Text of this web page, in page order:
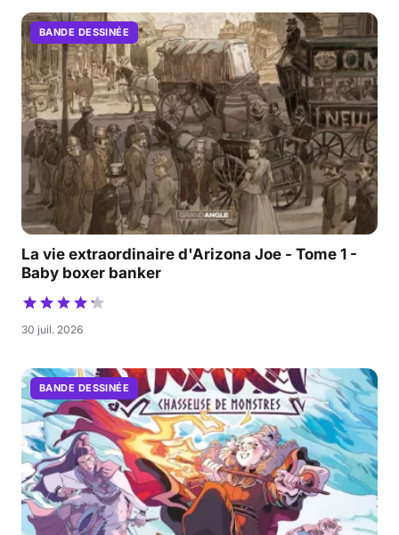
BANDE DESSINÉE
La vie extraordinaire d'Arizona Joe - Tome 1 -
Baby boxer banker
30 juil. 2026
BANDE DESSINÉE